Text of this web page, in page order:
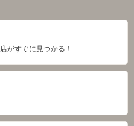
がすぐに見つかる！